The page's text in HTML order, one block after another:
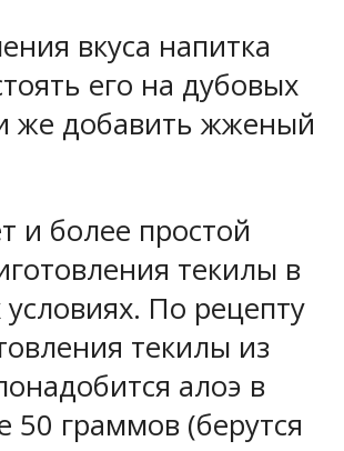
вкуса напитка
его на дубовых
же добавить жженый
и более простой
текилы в
По рецепту
текилы из
алоэ в
50 граммов (берутся